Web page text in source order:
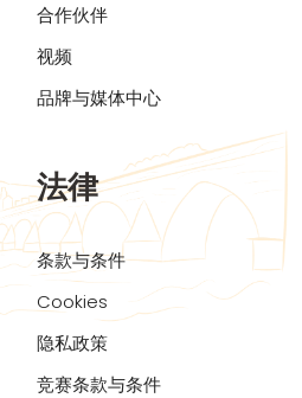
合作伙伴
视频
品牌与媒体中心
法律
条款与条件
Cookies
隐私政策
竞赛条款与条件